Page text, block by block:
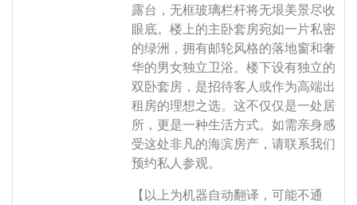
露台，无框玻璃栏杆将无垠美景尽收
眼底。楼上的主卧套房宛如一片私密
的绿洲，拥有邮轮风格的落地窗和奢
华的男女独立卫浴。楼下设有独立的
双卧套房，是招待客人或作为高端出
租房的理想之选。这不仅仅是一处居
所，更是一种生活方式。如需亲身感
受这处非凡的海滨房产，请联系我们
预约私人参观。
【以上为机器自动翻译，可能不通